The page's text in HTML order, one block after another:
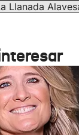
Llanada